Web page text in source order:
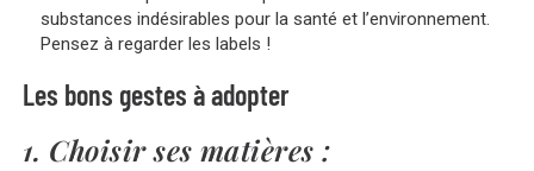
substances indésirables pour la santé et l’environnement.
Pensez à regarder les labels !
Les bons gestes à adopter
1. Choisir ses matières :